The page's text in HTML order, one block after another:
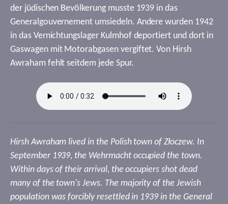
der jüdischen Bevölkerung musste 1939 in das
Generalgouvernement umsiedeln. Andere wurden 1942
in das Vernichtungslager Kulmhof deportiert und dort in
Gaswagen mit Motorabgasen vergiftet. Von Hirsh
Awraham fehlt seitdem jede Spur.
Hirsh Awraham lived in the Polish town of Złoczew. In
September 1939, the Wehrmacht occupied the town.
Within days of their arrival, the occupiers shot dead
many of the town's Jews. The majority of the Jewish
population was forcibly resettled in 1939 in the General